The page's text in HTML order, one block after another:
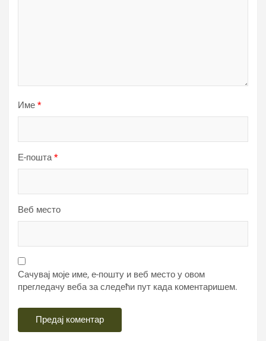
Име *
Е-пошта*
Веб место
Сачувај моје име, е-пошту и веб место у овом
прегледачу веба за следећи пут када коментаришем.